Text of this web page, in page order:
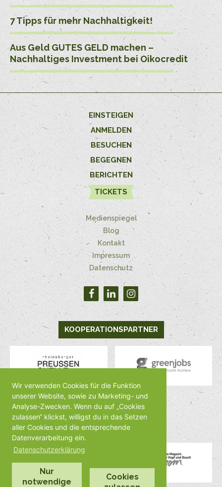
Wir verwenden Cookies für die Funktion
unserer Website, sowie zu Marketing- und
Analyse-Zwecken. Wenn du auf „Cookies
zulassen“ klickst, willigst du in das Setzen
aller Cookies und die entsprechende
Datenverarbeitung ein.
Datenschutzerklärung
Nur
notwendige
Cookies
7 Tipps für mehr Nachhaltigkeit!
Aus Geld GUTES GELD machen –
Nachhaltiges Investment bei Oikocredit
EINSTEIGEN
ANMELDEN
BESUCHEN
BEGEGNEN
BERICHTEN
TICKETS
Medienspiegel
Blog
Kontakt
Impressum
Datenschutz
KOOPERATIONSPARTNER
MEDIENPARTNER